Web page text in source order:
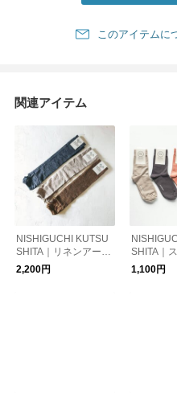
このアイテムに
関連アイテム
NISHIGUCHI KUTSU
SHITA｜リネンアーム
カバー NK0112【ゆう
パケット対応】
2,200円
SHITA｜
トンソッ
／memeri
1,100円